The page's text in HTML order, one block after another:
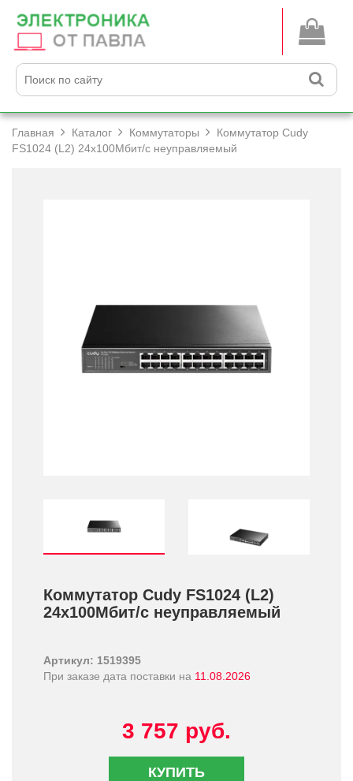
Главная Каталог Коммутаторы
Коммутатор Cudy
FS1024 (L2) 24x100Мбит/­с неуправляемый
Коммутатор Cudy FS1024 (L2)
24x100Мбит/­с неуправляемый
Артикул: 1519395
При заказе дата поставки на 11.08.2026
3 757 руб.
КУПИТЬ